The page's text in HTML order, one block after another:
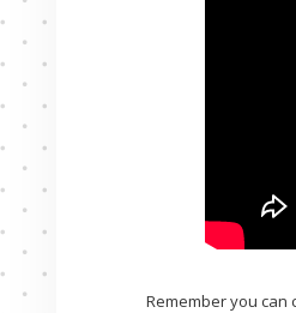
Remember you can